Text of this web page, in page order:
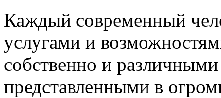
Каждый современный
услугами и
собственно и
представленными в